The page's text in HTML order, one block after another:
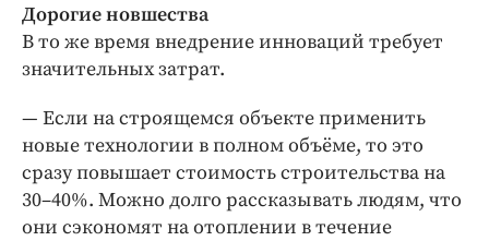
Дорогие новшества
В то же время внедрение инноваций требует
значительных затрат.
— Если на строящемся объекте применить
новые технологии в полном объёме, то это
сразу повышает стоимость строительства на
30–40%. Можно долго рассказывать людям, что
они сэкономят на отоплении в течение